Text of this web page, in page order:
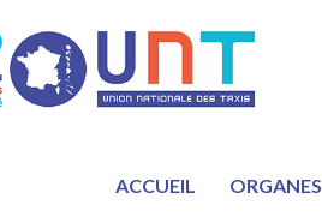
ACCUEIL ORGANES